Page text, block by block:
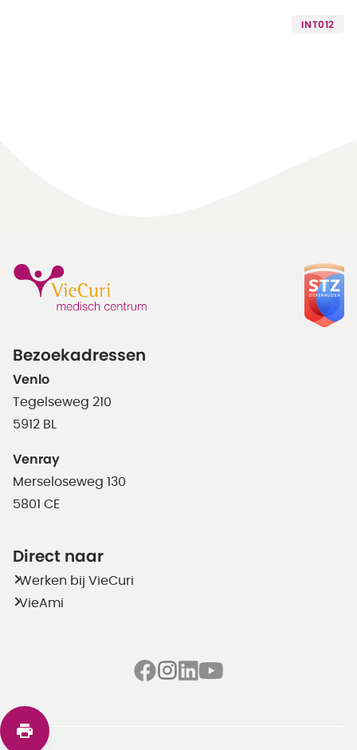
INT012
Bezoekadressen
Venlo
Tegelseweg 210
5912 BL
Venray
Merseloseweg 130
5801 CE
Direct naar
Werken bij VieCuri
VieAmi